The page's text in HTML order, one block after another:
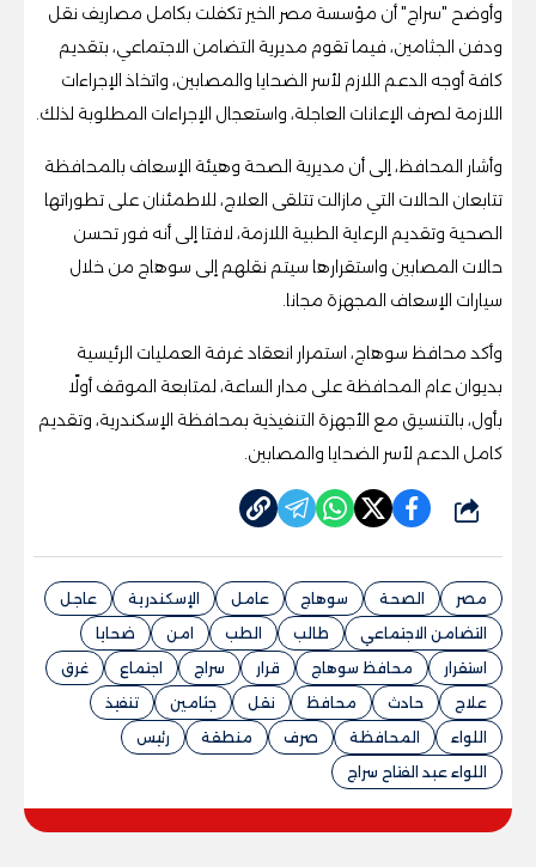
وأوضح "سراج" أن مؤسسة مصر الخير تكفلت بكامل مصاريف نقل
ودفن الجثامين، فيما تقوم مديرية التضامن الاجتماعي، بتقديم
كافة أوجه الدعم اللازم لأسر الضحايا والمصابين، واتخاذ الإجراءات
اللازمة لصرف الإعانات العاجلة، واستعجال الإجراءات المطلوبة لذلك.
وأشار المحافظ، إلى أن مديرية الصحة وهيئة الإسعاف بالمحافظة
تتابعان الحالات التي مازالت تتلقى العلاج، للاطمئنان على تطوراتها
الصحية وتقديم الرعاية الطبية اللازمة، لافتا إلى أنه فور تحسن
حالات المصابين واستقرارها سيتم نقلهم إلى سوهاج من خلال
سيارات الإسعاف المجهزة مجانا.
وأكد محافظ سوهاج، استمرار انعقاد غرفة العمليات الرئيسية
بديوان عام المحافظة على مدار الساعة، لمتابعة الموقف أولًا
بأول، بالتنسيق مع الأجهزة التنفيذية بمحافظة الإسكندرية، وتقديم
كامل الدعم لأسر الضحايا والمصابين.
شارك
مصر الصحة سوهاج عامل الإسكندرية
عاجل
التضامن الاجتماعي
طالب الطب امن
ضحايا
استقرار
محافظ سوهاج قرار سراج اجتماع
غرق
علاج
حادث محافظ نقل جثامين
تنفيذ
اللواء
المحافظة صرف منطقة
رئيس
اللواء عبد الفتاح سراج